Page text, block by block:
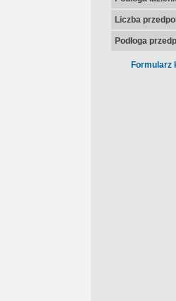
Liczba
Podłoga
Formularz